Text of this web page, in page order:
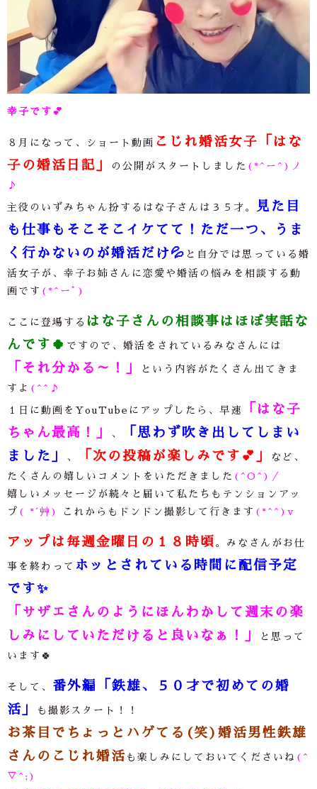
幸子です 💕
８月になって、ショート動画 こじれ婚活女子「はな
子の婚活日記」
の公開がスタートしました (*^ー^)ノ
♪
主役のいずみちゃん扮するはな子さんは３５才。
見た目
も仕事もそこそこイケてて！
ただ一つ、うま
く行かないのが婚活だけ💦 と自分では思っている婚
活女子が、幸子お姉さんに恋愛や婚活の悩みを相談する動
画です (*^ーﾟ)
ここに登場する はな子さんの相談事はほぼ実話な
んです 🍀 ですので、婚活をされているみなさんには
「それ分かる～！」
という内容がたくさん出てきま
すよ (^^♪
１日に動画を YouTube にアップしたら、早速
「はな子
ちゃん最高！」
、
「思わず吹き出してしまい
ました」
、 「次の投稿が楽しみです 💕 」
など、
たくさんの嬉しいコメントをいただきました (^O^)／
嬉しいメッセージが続々と届いて私たちもテンションアッ
プ ( *´艸) これからもドンドン撮影して行きます (*^^)v
アップは毎週金曜日の１８時頃 。みなさんがお仕
事を終わって ホッとされている時間に配信予定
です✨
「サザエさんのようにほんわかして週末の楽
しみにしていただけると良いなぁ！」
と思って
います🍀
そして、 番外編「鉄雄、５０才で初めての婚
活」
も撮影スタート！！
お茶目でちょっとハゲてる(笑)婚活男性鉄雄
さんのこじれ婚活 も楽しみにしておいてくださいね (^
▽^;)